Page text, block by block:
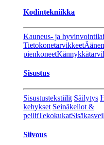
Kodintekniikka
Kauneus- ja
Tietokonetarvikkeet
pienkoneet
Sisustus
Sisustustekstiilit Säilytys
kehykset Seinäkellot &
peilitTekokukat
Siivous